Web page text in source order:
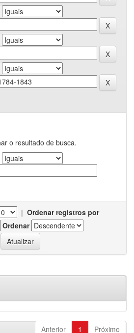
o resultado de busca.
| Ordenar registros por
Ordenar
Anterior 1 Próximo